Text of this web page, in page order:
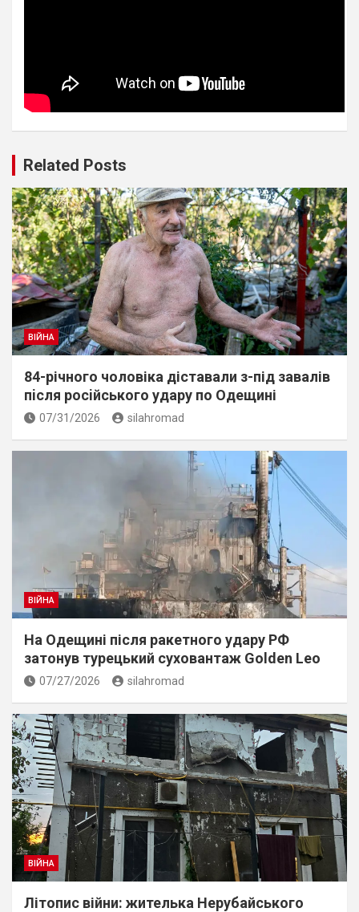
Related Posts
ВІЙНА
84-річного чоловіка діставали з-під завалів
пiсля росiйського удару по Одещині
07/31/2026 silahromad
ВІЙНА
На Одещині після ракетного удару РФ
затонув турецький суховантаж Golden Leo
07/27/2026 silahromad
ВІЙНА
Літопис війни: жителька Нерубайського